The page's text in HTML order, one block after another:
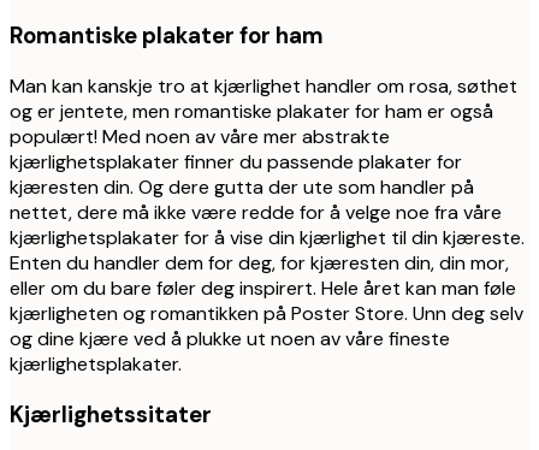
Romantiske plakater for ham
Man kan kanskje tro at kjærlighet handler om rosa, søthet
og er jentete, men romantiske plakater for ham er også
populært! Med noen av våre mer abstrakte
kjærlighetsplakater finner du passende plakater for
kjæresten din. Og dere gutta der ute som handler på
nettet, dere må ikke være redde for å velge noe fra våre
kjærlighetsplakater for å vise din kjærlighet til din kjæreste.
Enten du handler dem for deg, for kjæresten din, din mor,
eller om du bare føler deg inspirert. Hele året kan man føle
kjærligheten og romantikken på Poster Store. Unn deg selv
og dine kjære ved å plukke ut noen av våre fineste
kjærlighetsplakater.
Kjærlighetssitater